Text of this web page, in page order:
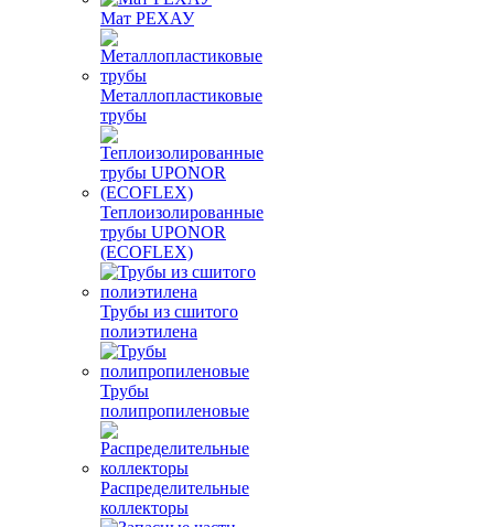
Мат РЕХАУ
Металлопластиковые
трубы
Теплоизолированные
трубы UPONOR
(ECOFLEX)
Трубы из сшитого
полиэтилена
Трубы
полипропиленовые
Распределительные
коллекторы